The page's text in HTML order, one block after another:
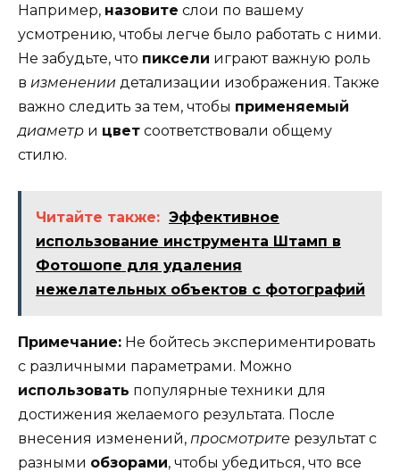
Например, назовите слои по вашему
усмотрению, чтобы легче было работать с ними.
Не забудьте, что пиксели играют важную роль
в изменении детализации изображения. Также
важно следить за тем, чтобы применяемый
диаметр и цвет соответствовали общему
стилю.
Читайте также: Эффективное
использование инструмента Штамп в
Фотошопе для удаления
нежелательных объектов с фотографий
Примечание: Не бойтесь экспериментировать
с различными параметрами. Можно
использовать популярные техники для
достижения желаемого результата. После
внесения изменений, просмотрите результат с
разными обзорами, чтобы убедиться, что все